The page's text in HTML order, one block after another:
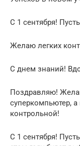
С 1 сентября!
Желаю легких
С днем знаний!
Поздравляю!
суперкомпьютер,
контрольной!
С 1 сентября!